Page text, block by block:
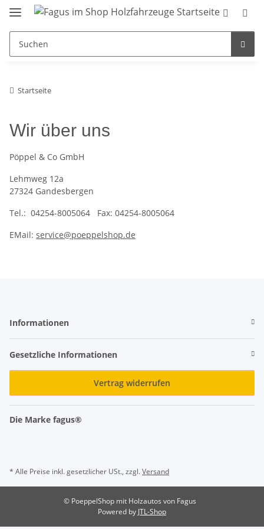
Startseite
Wir über uns
Pöppel & Co GmbH
Lehmweg 12a
27324 Gandesbergen
Tel.: 04254-8005064 Fax: 04254-8005064
EMail: service@poeppelshop.de
Informationen
Gesetzliche Informationen
Vertrag widerrufen
Die Marke fagus®
* Alle Preise inkl. gesetzlicher USt., zzgl.Versand
© PoeppelShop mit Holzautos von Fagus
Powered by JTL-Shop